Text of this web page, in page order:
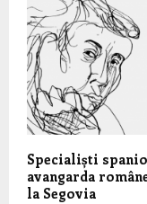
Specialiști
avangarda
la Segovia